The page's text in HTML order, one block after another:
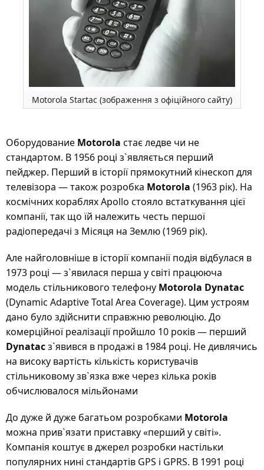
Motorola Startac (зображення з офіційного сайту)
Оборудование Motorola стає ледве чи не
стандартом. В 1956 році з`являється перший
пейджер. Перший в історії прямокутний кінескоп для
телевізора — також розробка Motorola (1963 рік). На
космічних кораблях Apollo стояло встаткування цієї
компанії, так що їй належить честь першої
радіопередачі з Місяця на Землю (1969 рік).
Але найголовніше в історії компанії подія відбулася в
1973 році — з`явилася перша у світі працююча
модель стільникового телефону Motorola Dynatac
(Dynamic Adaptive Total Area Coverage). Цим устроям
дано було здійснити справжню революцію. До
комерційної реалізації пройшло 10 років — перший
Dynatacз`явився в продажі в 1984 році. Не дивлячись
на високу вартість кількість користувачів
стільниковому зв`язка вже через кілька років
обчислювалося мільйонами
До дуже й дуже багатьом розробками Motorola
можна прив`язати приставку «перший у світі».
Компанія коштує в джерел розробки настільки
популярних нині стандартів GPS і GPRS. В 1991 році